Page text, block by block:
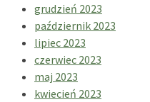
grudzień 2023
październik 2023
lipiec 2023
czerwiec 2023
maj 2023
kwiecień 2023